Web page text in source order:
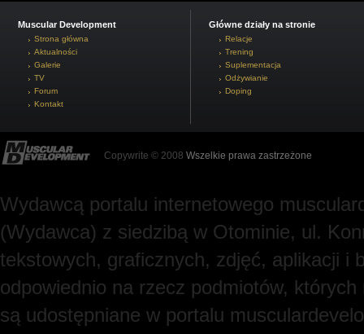
Muscular Development
Strona główna
Aktualności
Galerie
TV
Forum
Kontakt
Główne działy na stronie
Relacje
Trening
Suplementacja
Odżywianie
Doping
Copywrite © 2008 Wszelkie prawa zastrzeżone
Wydawcą portalu internetowego
(Wydawca) z siedzibą w Otominie, ul.
tekstowych, graficznych, zdjęć, aplikacji i
odpowiednio na rzecz podmiotów,
są udostępniane w portalu